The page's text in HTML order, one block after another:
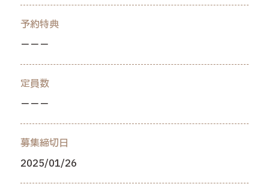
予約特典
－－－
定員数
－－－
募集締切日
2025/01/26